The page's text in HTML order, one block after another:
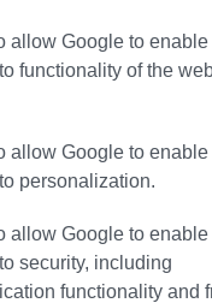
allow Google to
functionality of the
allow Google to
personalization.
allow Google to
security, including
functionality and
AΡΘΡΑ